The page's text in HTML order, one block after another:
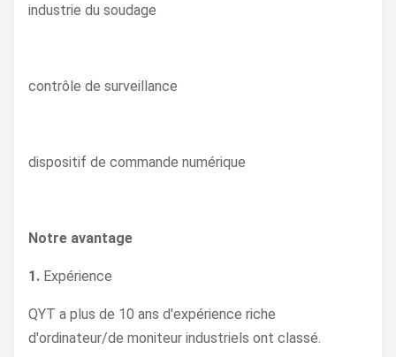
industrie du soudage
contrôle de surveillance
dispositif de commande numérique
Notre avantage
1. Expérience
QYT a plus de 10 ans d'expérience riche
d'ordinateur/de moniteur industriels ont classé.